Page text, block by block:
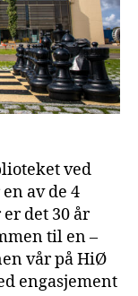
ved
av de 4
det 30 år
til en –
vår på HiØ
engasjement